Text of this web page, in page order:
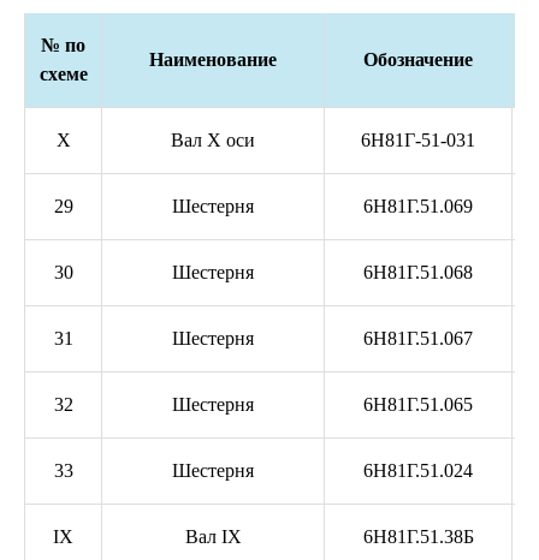
№ по
схеме
Наименование Обозначение
X Вал X оси 6Н81Г-51-031
29 Шестерня 6Н81Г.51.069
30 Шестерня 6Н81Г.51.068
31 Шестерня 6Н81Г.51.067
32 Шестерня 6Н81Г.51.065
33 Шестерня 6Н81Г.51.024
IX Вал IX 6Н81Г.51.38Б